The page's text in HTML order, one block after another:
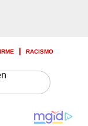
RACISMO